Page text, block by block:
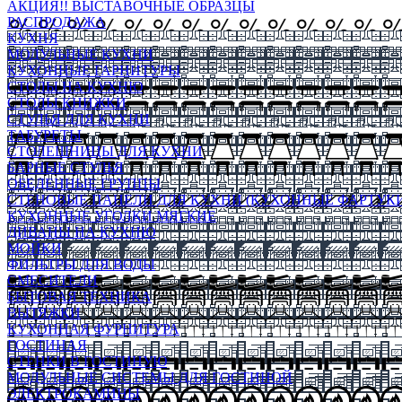
АКЦИЯ!! ВЫСТАВОЧНЫЕ ОБРАЗЦЫ
РАСПРОДАЖА
КУХНЯ
МОДУЛЬНЫЕ КУХНИ
КУХОННЫЕ ГАРНИТУРЫ
СТОЛЫ НА КУХНЮ
СТОЛЫ КНИЖКИ
СТУЛЬЯ ДЛЯ КУХНИ
ТАБУРЕТЫ
СТОЛЕШНИЦЫ ДЛЯ КУХНИ
БАРНЫЕ СТУЛЬЯ
ОБЕДЕННЫЕ ГРУППЫ
СТЕНОВЫЕ ПАНЕЛИ ДЛЯ КУХНИ (КУХОННЫЕ
КУХОННЫЕ УГОЛКИ МЯГКИЕ
ДИВАНЫ НА КУХНЮ
МОЙКИ
ФИЛЬТРЫ ДЛЯ ВОДЫ
СМЕСИТЕЛИ
БЫТОВАЯ ТЕХНИКА
ВЫТЯЖКИ
КУХОННАЯ ФУРНИТУРА
ГОСТИНАЯ
СТЕНКИ В ГОСТИНУЮ
МОДУЛЬНЫЕ СИСТЕМЫ ДЛЯ ГОСТИНОЙ
ЭЛЕКТРОКАМИНЫ